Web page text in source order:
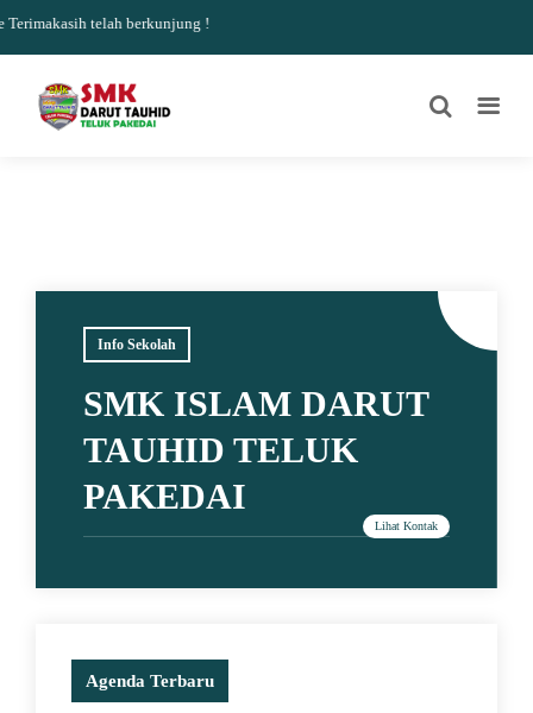
telah berkunjung !
Info Sekolah
SMK ISLAM DARUT
TAUHID TELUK
PAKEDAI
Agenda Terbaru